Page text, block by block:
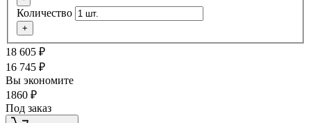
Количество
+
18 605 ₽
16 745 ₽
Вы экономите
1860 ₽
Под заказ